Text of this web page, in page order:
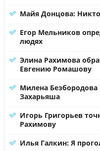
Майя Донцова:
Егор Мельников
людях
Элина Рахимова
Евгению Ромашову
Милена Безбородова
Захарьяша
Игорь Григорьев
Рахимову
Илья Галкин: Я